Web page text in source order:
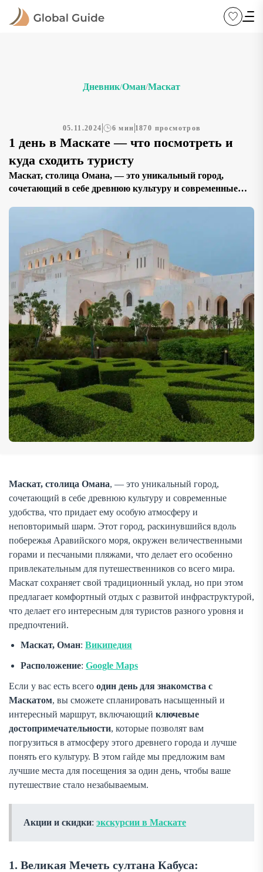
Дневник/Оман/Маскат
05.11.2024 6 мин 1870 просмотров
1 день в Маскате — что посмотреть и
куда сходить туристу
Маскат, столица Омана, — это уникальный город,
сочетающий в себе древнюю культуру и современные
побережья Аравийского моря, окружен
величественными горами и песчаными пляжами, что
делает его особенно привлекательным для
путешественников со всего мира. Маскат сохраняет свой
традиционный уклад, но при этом предлагает […]
Маскат, столица Омана, — это уникальный город,
сочетающий в себе древнюю культуру и современные
удобства, что придает ему особую атмосферу и
неповторимый шарм. Этот город, раскинувшийся вдоль
побережья Аравийского моря, окружен величественными
горами и песчаными пляжами, что делает его особенно
привлекательным для путешественников со всего мира.
Маскат сохраняет свой традиционный уклад, но при этом
предлагает комфортный отдых с развитой инфраструктурой,
что делает его интересным для туристов разного уровня и
предпочтений.
Маскат, Оман: Википедия
Расположение: Google Maps
Если у вас есть всего один день для знакомства с
Маскатом, вы сможете спланировать насыщенный и
интересный маршрут, включающий ключевые
достопримечательности, которые позволят вам
погрузиться в атмосферу этого древнего города и лучше
понять его культуру. В этом гайде мы предложим вам
лучшие места для посещения за один день, чтобы ваше
путешествие стало незабываемым.
Акции и скидки: экскурсии в Маскате
1. Великая Мечеть султана Кабуса: